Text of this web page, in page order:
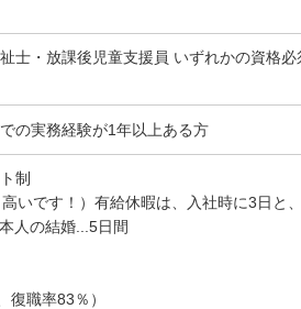
士・放課後児童支援員 いずれかの資
の実務経験が1年以上ある方
制
いです！）有給休暇は、入社時に3日と
人の結婚...5日間
復職率83％）